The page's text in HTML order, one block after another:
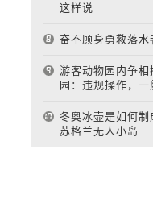
这样说
奋不顾身勇救落水
游客动物园内争
园：违规操作，一
冬奥冰壶是如何
苏格兰无人小岛